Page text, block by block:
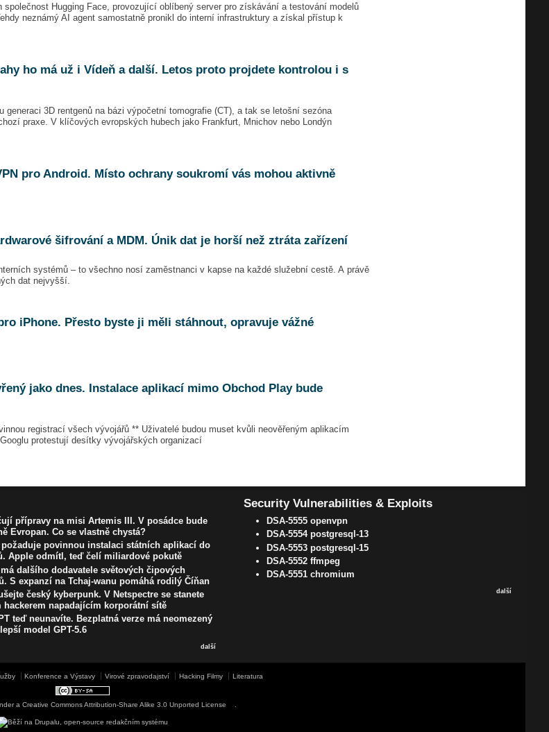
Hugging Face, provozující oblíbený server pro získávání a testování modelů
neznámý AI agent samostatně pronikl do interní infrastruktury a získal přístup k
ho má už i Vídeň a další. Letos proto projdete kontrolou i s
generaci 3D rentgenů na bázi výpočetní tomografie (CT), a tak se letošní sezóna
praxe. V klíčových evropských hubech jako Frankfurt, Mnichov nebo Londýn
pro Android. Místo ochrany soukromí vás mohou aktivně
šifrování a MDM. Únik dat je horší než ztráta zařízení
systémů – to všechno nosí zaměstnanci v kapse na každé služební cestě. A právě
dat nejvyšší.
iPhone. Přesto byste ji měli stáhnout, opravuje vážné
jako dnes. Instalace aplikací mimo Obchod Play bude
registrací všech vývojářů ** Uživatelé budou muset kvůli neověřeným aplikacím
protestují desítky vývojářských organizací
přípravy na misi Artemis III. V posádce bude
Evropan. Co se vlastně chystá?
požaduje povinnou instalaci státních aplikací do
Apple odmítl, teď čelí miliardové pokutě
dalšího dodavatele světových čipových
S expanzí na Tchaj-wanu pomáhá rodilý Číňan
český kyberpunk. V Netspectre se stanete
hackerem napadajícím korporátní sítě
teď neunavíte. Bezplatná verze má neomezený
model GPT-5.6
další
Security Vulnerabilities & Exploits
DSA-5555 openvpn
DSA-5554 postgresql-13
DSA-5553 postgresql-15
DSA-5552 ffmpeg
DSA-5551 chromium
další
Konference a Výstavy Virové zpravodajství Hacking Filmy Literatura
aCreative Commons Attribution-Share Alike 3.0 Unported License